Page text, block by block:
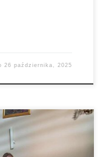
26 października, 2025
przeżywała Święto